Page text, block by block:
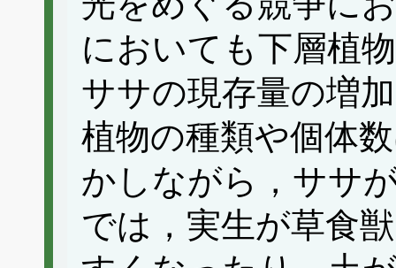
においても下層植
ササの現存量の増
植物の種類や個体
かしながら，ササ
では，実生が草食